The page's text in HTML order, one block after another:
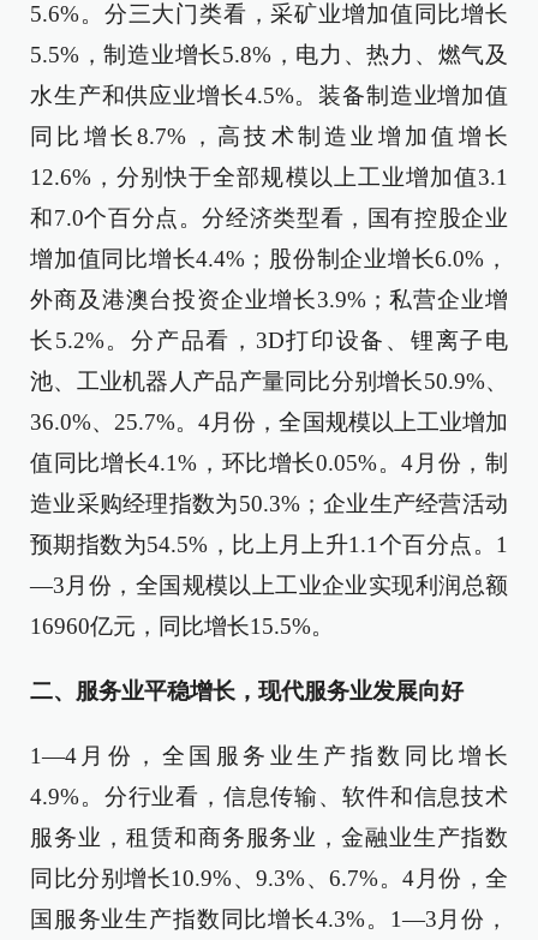
5.6%。分三大门类看，采矿业增加值同比增长
5.5%，制造业增长5.8%，电力、热力、燃气及
水生产和供应业增长4.5%。装备制造业增加值
同比增长8.7%，高技术制造业增加值增长
12.6%，分别快于全部规模以上工业增加值3.1
和7.0个百分点。分经济类型看，国有控股企业
增加值同比增长4.4%；股份制企业增长6.0%，
外商及港澳台投资企业增长3.9%；私营企业增
长5.2%。分产品看，3D打印设备、锂离子电
池、工业机器人产品产量同比分别增长50.9%、
36.0%、25.7%。4月份，全国规模以上工业增加
值同比增长4.1%，环比增长0.05%。4月份，制
造业采购经理指数为50.3%；企业生产经营活动
预期指数为54.5%，比上月上升1.1个百分点。1
—3月份，全国规模以上工业企业实现利润总额
16960亿元，同比增长15.5%。
二、服务业平稳增长，现代服务业发展向好
1—4月份，全国服务业生产指数同比增长
4.9%。分行业看，信息传输、软件和信息技术
服务业，租赁和商务服务业，金融业生产指数
同比分别增长10.9%、9.3%、6.7%。4月份，全
国服务业生产指数同比增长4.3%。1—3月份，